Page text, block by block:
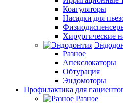
Коагуляторы
Насадки для
Хирургические
Разное
Апекслокаторы
Обтурация
Эндомоторы
Профилактика для
Разное